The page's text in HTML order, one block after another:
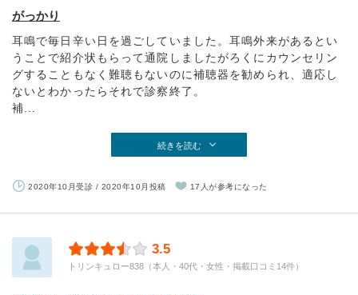
がっかり
耳鳴で毎日辛い日を過ごしていました。耳鳴外来があるとい
うことで紹介状もらって通院しましたがろくにカウンセリン
グすることもなく難聴もないのに補聴器を勧められ、適応し
ないとわかったらそれで診察終了。
補...
続きを読む
2020年10月受診 / 2020年10月投稿 17人が参考になった
3.5
トリンキュロー838（本人・40代・女性・掲載口コミ14件）